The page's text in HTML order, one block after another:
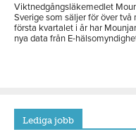
Viktnedgångsläkemedlet
Sverige som säljer för över två
första kvartalet i år har
nya data från E-
Lediga jobb